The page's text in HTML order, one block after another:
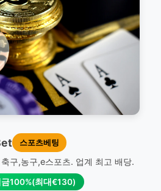
스포츠베팅
구,농구,e스포츠. 업계 최고 배당.
금100%(최대€130)